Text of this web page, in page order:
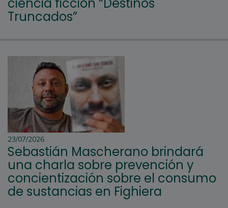
Truncados”
23/07/2026
Sebastián Mascherano brindará
una charla sobre prevención y
concientización sobre el consumo
de sustancias en Fighiera